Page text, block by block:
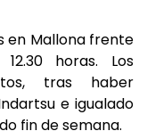
en Mallona frente
horas. Los
tras haber
e igualado
fin de semana.